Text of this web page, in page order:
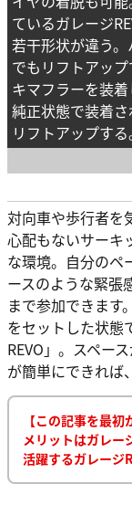
ているガレージ
若干形状が違う
でもリフトアッ
キマフラーを装着
純正状態で装着
リフトアップする
対向車や歩行者を
心配もないサーキ
な環境。自分のペ
ースのような緊張
まで参加できます
をセットした状態
REVO」。スペー
が簡単にできれ
【この記事を最初
メリットはガレー
活躍するガレージ